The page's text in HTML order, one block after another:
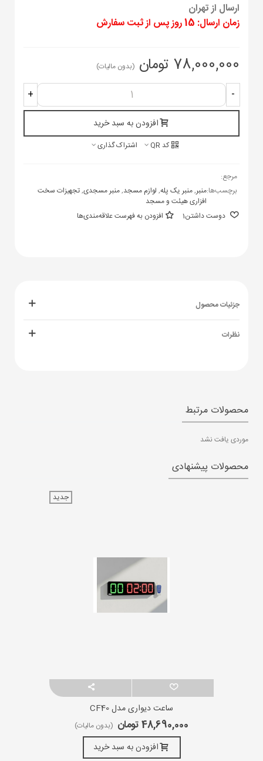
ارسال از تهران
زمان ارسال: 15 روز پس از ثبت سفارش
78,000,000 تومان (بدون مالیات)
-
+
افزودن به سبد خرید
کد QR اشتراک گذاری
مرجع:
برچسب‌ها:منبر,منبر یک پله, لوازم مسجد,منبر مسجدی,تجهیزات سخت
افزاری هیئت و مسجد
دوست داشتن1 افزودن به فهرست علاقه‌مندی‌ها
جزئیات محصول
نظرات
محصولات مرتبط
موردی یافت نشد
محصولات پیشنهادی
جدید
ساعت دیواری مدل CF40
48,690,000 تومان (بدون مالیات)
افزودن به سبد خرید